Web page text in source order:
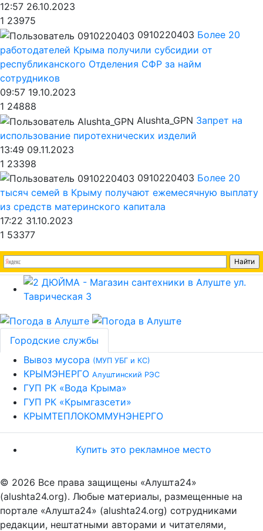
12:57 26.10.2023
1 23975
0910220403 Более 20
работодателей Крыма получили субсидии от
республиканского Отделения СФР за найм
сотрудников
09:57 19.10.2023
1 24888
Alushta_GPN Запрет на
использование пиротехнических изделий
13:49 09.11.2023
1 23398
0910220403 Более 20
тысяч семей в Крыму получают ежемесячную выплату
из средств материнского капитала
17:22 31.10.2023
1 53377
Городские службы
Вывоз мусора (МУП УБГ и КС)
КРЫМЭНЕРГО Алуштинский РЭС
ГУП РК «Вода Крыма»
ГУП РК «Крымгазсети»
КРЫМТЕПЛОКОММУНЭНЕРГО
Купить это рекламное место
© 2026 Все права защищены «Алушта24»
(alushta24.org). Любые материалы, размещенные на
портале «Алушта24» (alushta24.org) сотрудниками
редакции, нештатными авторами и читателями,